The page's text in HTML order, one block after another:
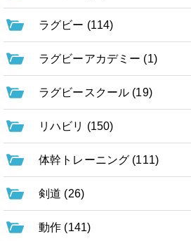
ラグビー (114)
ラグビーアカデミー (1)
ラグビースクール (19)
リハビリ (150)
体幹トレーニング (111)
剣道 (26)
動作 (141)